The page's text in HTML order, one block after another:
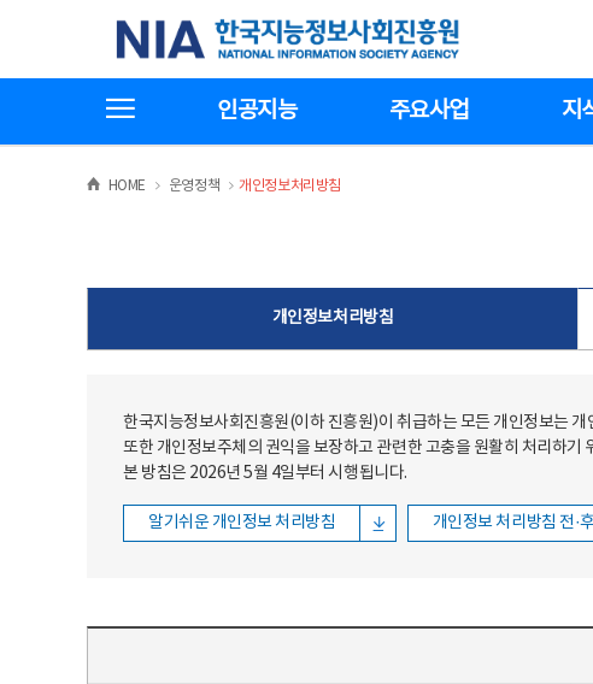
한국지능정보사회진흥원
인공지능 주요사업 지
HOME >운영정책 >
개인정보처리방침
개인정보처리방침
한국지능정보사회진흥원(이하 진흥원)이 취급하는 모든 개인정보는
또한 개인정보주체의 권익을 보장하고 관련한 고충을 원활히 처리하기
본 방침은 2026년 5월 4일부터 시행됩니다.
알기쉬운 개인정보 처리방침 개인정보 처리방침 전·